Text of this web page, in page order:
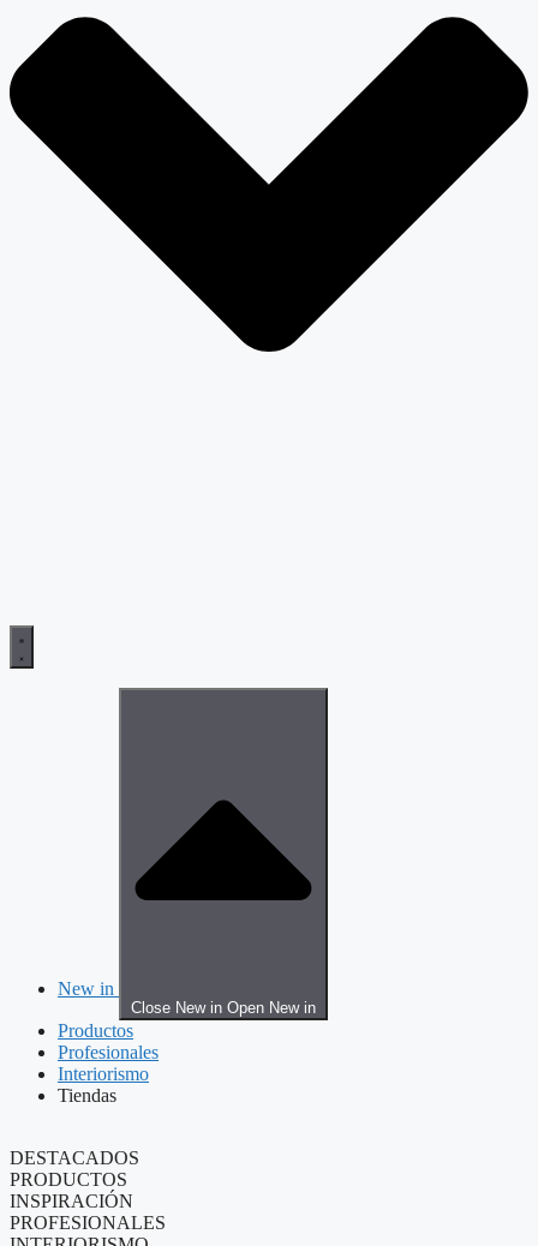
New in
Close New in Open New in
Productos
Profesionales
Interiorismo
Tiendas
DESTACADOS
PRODUCTOS
INSPIRACIÓN
PROFESIONALES